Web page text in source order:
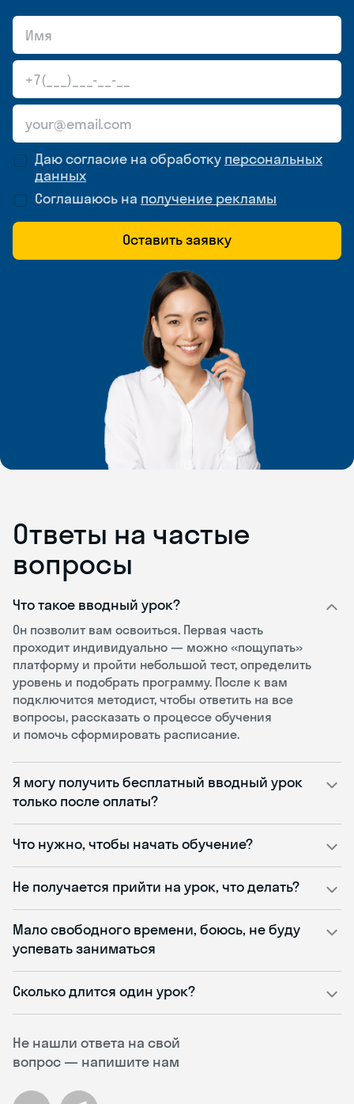
Даю согласие на обработку персональных
данных
Соглашаюсь на получение рекламы
Оставить заявку
Ответы на частые
вопросы
Не нашли ответа на свой
вопрос — напишите нам
Что такое вводный урок?
Он позволит вам освоиться. Первая часть
проходит индивидуально — можно «пощупать»
платформу и пройти небольшой тест, определить
уровень и подобрать программу. После к вам
подключится методист, чтобы ответить на все
вопросы, рассказать о процессе обучения
и помочь сформировать расписание.
Я могу получить бесплатный вводный урок
только после оплаты?
Что нужно, чтобы начать обучение?
Не получается прийти на урок, что делать?
Мало свободного времени, боюсь, не буду
успевать заниматься
Сколько длится один урок?